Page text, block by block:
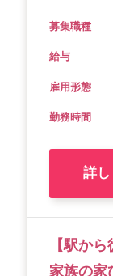
募集職種
給与
雇用形態
勤務時間
詳
【駅か
家族の家